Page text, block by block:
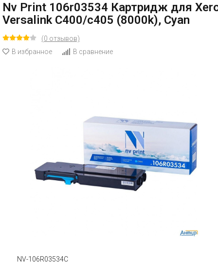
Nv Print 106r03534 Картридж для
Versalink C400/c405 (8000k), Cyan
(0 отзывов)
В избранное
В сравнение
NV-106R03534C